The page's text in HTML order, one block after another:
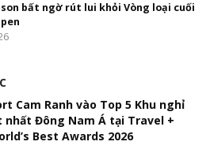
bất ngờ rút lui khỏi Vòng loại cuối
Cam Ranh vào Top 5 Khu nghỉ
Đông Nam Á tại Travel +
Best Awards 2026